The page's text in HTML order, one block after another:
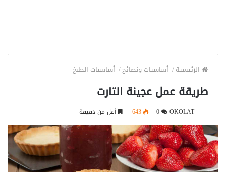
الرئيسية/ أساسيات ونصائح/ أساسيات الطبخ
طريقة عمل عجينة التارت
OKOLAT
643 أقل من دقيقة